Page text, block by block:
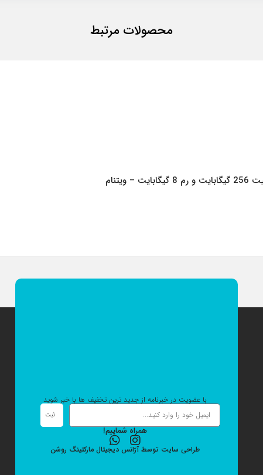
محصولات مرتبط
با عضویت در خبرنامه از جدید ترین تخفیف ها با خبر شوید
ثبت
همراه شماییم!
طراحی سایت توسطآژانس دیجیتال مارکتینگ روشن